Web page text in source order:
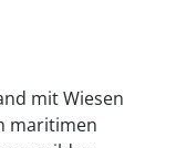
mit Wiesen
maritimen